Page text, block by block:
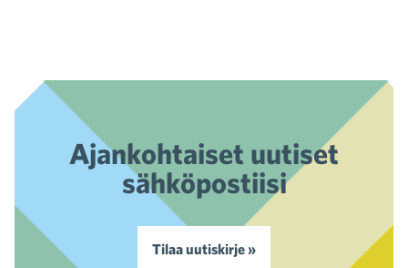
Ajankohtaiset uutiset
sähköpostiisi
Tilaa uutiskirje »